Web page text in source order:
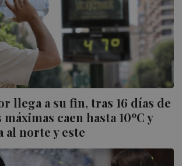
llega a su fin, tras 16 días de
caen hasta 10ºC y
al norte y este